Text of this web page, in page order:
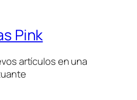
Pink
artículos en una